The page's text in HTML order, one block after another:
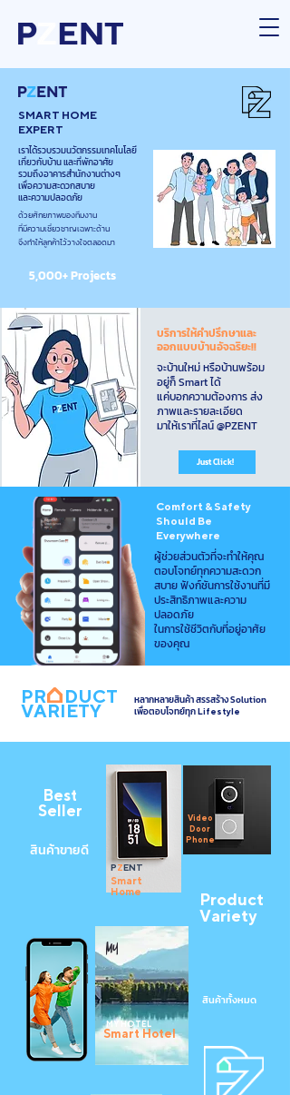
SMART HOME
EXPERT
เราได้รวบรวมนวัตกรรมเทคโนโลยี
เกี่ยวกับบ้าน และที่พักอาศัย
รวมถึงอาคารสำนักงานต่างๆ
เพื่อความสะดวกสบาย
และความปลอดภัย
ด้วยศักยภาพของทีมงาน
ที่มีความเชี่ยวชาญเฉพาะด้าน
จึงทำให้ลูกค้าไว้วางใจตลอดมา
5,000+ Projects
บริการให้คำปรึกษาและ
ออกแบบบ้านอัจฉริยะ!!
จะบ้านใหม่ หรือบ้านพร้อม
อยู่ก็ Smart ได้
แค่บอกความต้องการ ส่ง
ภาพและรายละเอียด
มาให้เราที่ไลน์ @PZENT
Just Click!
Comfort & Safety
Should Be
Everywhere
ผู้ช่วยส่วนตัวที่จะทำให้คุณ
ตอบโจทย์ทุกความสะดวก
สบาย ฟังก์ชันการใช้งานที่มี
ประสิทธิภาพและความ
ปลอดภัย
ในการใช้ชีวิตกับที่อยู่อาศัย
ของคุณ
PR DUCT
VARIETY
หลากหลายสินค้า สรรสร้าง Solution
เพื่อตอบโจทย์ทุกLifestyle
Best
Seller
สินค้าขายดี
Smart
Home
PZENT
Video
Door
Phone
Product
Variety
สินค้าทั้งหมด
MY HOTEL
Smart Hotel